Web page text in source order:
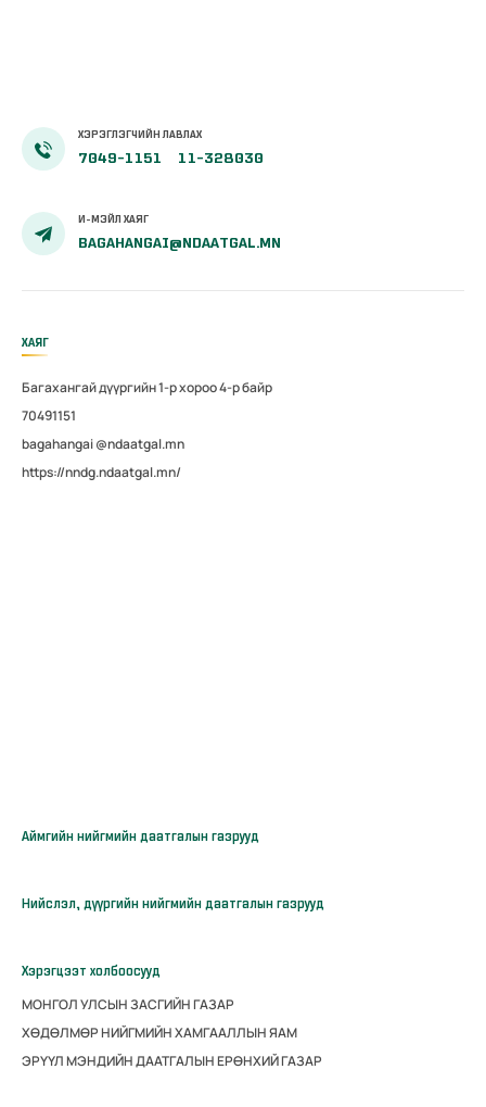
ХЭРЭГЛЭГЧИЙН ЛАВЛАХ
7049-1151 11-328030
И-МЭЙЛ ХАЯГ
BAGAHANGAI@NDAATGAL.MN
ХАЯГ
Багахангай дүүргийн 1-р хороо 4-р байр
70491151
bagahangai @ndaatgal.mn
https://nndg.ndaatgal.mn/
Аймгийн нийгмийн даатгалын газрууд
Нийслэл, дүүргийн нийгмийн даатгалын газрууд
Хэрэгцээт холбоосууд
МОНГОЛ УЛСЫН ЗАСГИЙН ГАЗАР
ХӨДӨЛМӨР НИЙГМИЙН ХАМГААЛЛЫН ЯАМ
ЭРҮҮЛ МЭНДИЙН ДААТГАЛЫН ЕРӨНХИЙ ГАЗАР